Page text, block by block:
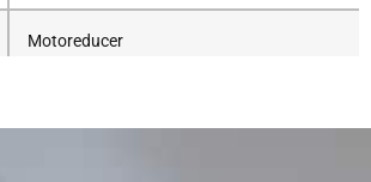
Motoreducer
Lesión cerebral traumática